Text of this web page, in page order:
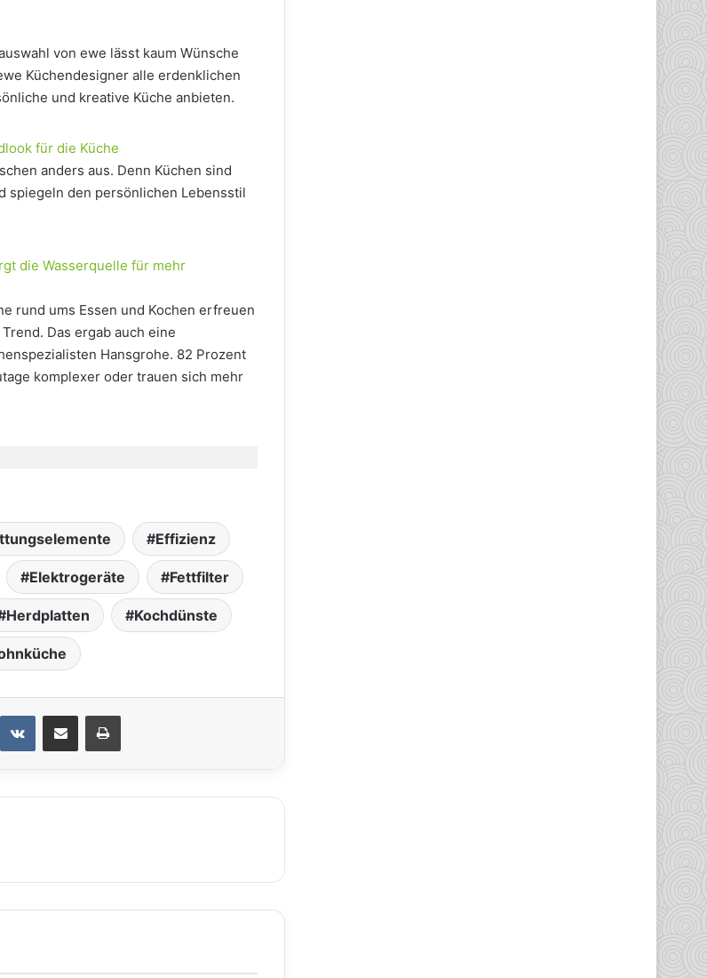
von ewe lässt kaum Wünsche
Küchendesigner alle erdenklichen
und kreative Küche anbieten.
für die Küche
anders aus. Denn Küchen sind
spiegeln den persönlichen Lebensstil
die Wasserquelle für mehr
rund ums Essen und Kochen erfreuen
Das ergab auch eine
Hansgrohe. 82 Prozent
komplexer oder trauen sich mehr
Effizienz
Elektrogeräte Fettfilter
Herdplatten Kochdünste